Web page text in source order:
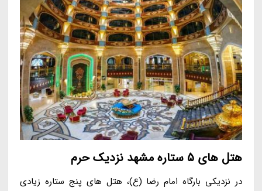
هتل های 5 ستاره مشهد نزدیک حرم
در نزدیکی بارگاه امام رضا (ع)، هتل های پنج ستاره زیادی